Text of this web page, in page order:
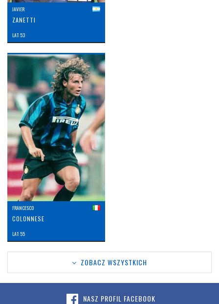
JAVIER
ZANETTI
LAT: 53
FRANCESCO
COLONNESE
LAT: 55
ZOBACZ WSZYSTKICH
NASZ PROFIL FACEBOOK